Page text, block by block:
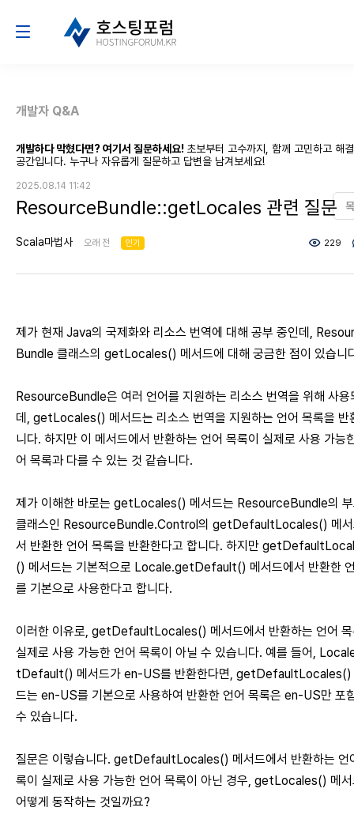
개발자 Q&A
개발하다 막혔다면? 여기서 질문하세요! 초보부터 고수까지, 함께 고민하고 해
공간입니다. 누구나 자유롭게 질문하고 답변을 남겨보세요!
2025.08.14 11:42
ResourceBundle::getLocales 관련 질문
Scala마법사 오래 전 인기 229
제가 현재 Java의 국제화와 리소스 번역에 대해 공부 중인데,
Bundle 클래스의 getLocales() 메서드에 대해 궁금한 점이 있습니
ResourceBundle은 여러 언어를 지원하는 리소스 번역을 위해 사용
데, getLocales() 메서드는 리소스 번역을 지원하는 언어 목록을 반
니다. 하지만 이 메서드에서 반환하는 언어 목록이 실제로 사용 가능
어 목록과 다를 수 있는 것 같습니다.
제가 이해한 바로는 getLocales() 메서드는 ResourceBundle의
클래스인 ResourceBundle.Control의 getDefaultLocales() 메서
서 반환한 언어 목록을 반환한다고 합니다. 하지만
() 메서드는 기본적으로 Locale.getDefault() 메서드에서 반환한
를 기본으로 사용한다고 합니다.
이러한 이유로, getDefaultLocales() 메서드에서 반환하는 언어 목
실제로 사용 가능한 언어 목록이 아닐 수 있습니다. 예를 들어,
tDefault() 메서드가 en-US를 반환한다면, getDefaultLocales()
드는 en-US를 기본으로 사용하여 반환한 언어 목록은 en-US만 포
수 있습니다.
질문은 이렇습니다. getDefaultLocales() 메서드에서 반환하는 언
록이 실제로 사용 가능한 언어 목록이 아닌 경우, getLocales() 메
어떻게 동작하는 것일까요?